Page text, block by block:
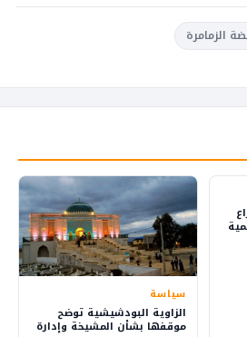
الزمامرة
سياسة
الزاوية البودشيشية توضح
موقفها بشأن المشيخة وإدارة